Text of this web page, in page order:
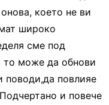
което не ви
широко
сме под
то може да обнови
поводи,да повлияе
и повече